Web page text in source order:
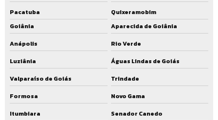
Pacatuba
Quixeramobim
Goiânia
Aparecida de Goiânia
Anápolis
Rio Verde
Luziânia
Águas Lindas de Goiás
Valparaíso de Goiás
Trindade
Formosa
Novo Gama
Itumbiara
Senador Canedo